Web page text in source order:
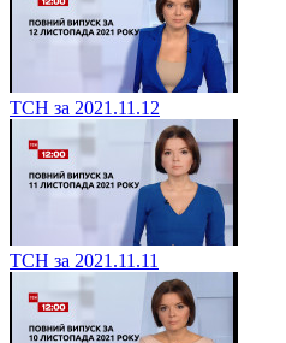
ТСН за 2021.11.12
ТСН за 2021.11.11